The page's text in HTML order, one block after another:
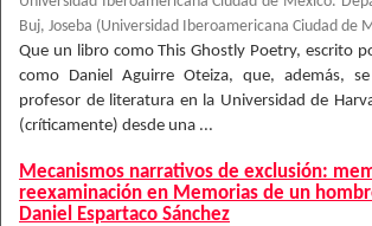
Buj, Joseba (Universidad Iberoamericana Ciudad de
Que un libro como This Ghostly Poetry, escrito
como Daniel Aguirre Oteiza, que, además,
profesor de literatura en la Universidad de
(críticamente) desde una ...
Mecanismos narrativos de exclusión:
reexaminación en Memorias de un
Daniel Espartaco Sánchez